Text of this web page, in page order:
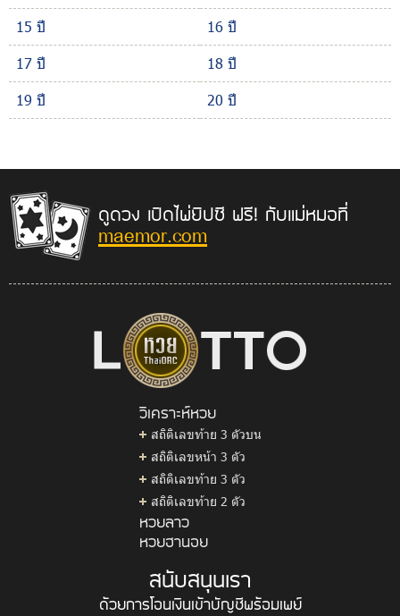
15 ปี
16 ปี
17 ปี
18 ปี
19 ปี
20 ปี
ดูดวง เปิดไพ่ยิปซี ฟรี! กับแม่หมอที่
maemor.com
วิเคราะห์หวย
สถิติเลขท้าย 3 ตัวบน
สถิติเลขหน้า 3 ตัว
สถิติเลขท้าย 3 ตัว
สถิติเลขท้าย 2 ตัว
หวยลาว
หวยฮานอย
สนับสนุนเรา
ด้วยการโอนเงินเข้าบัญชีพร้อมเพย์